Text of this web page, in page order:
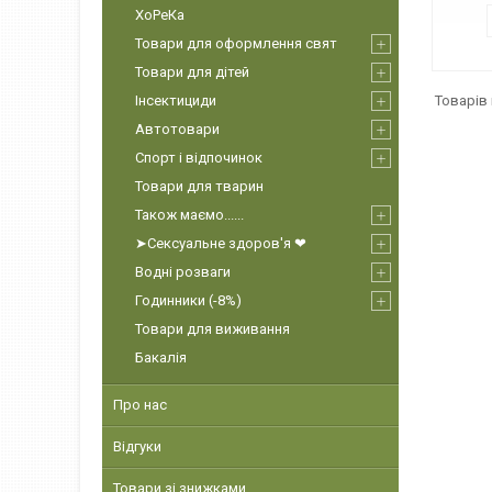
ХоРеКа
Товари для оформлення свят
Товари для дітей
Інсектициди
Автотовари
Спорт і відпочинок
Товари для тварин
Також маємо......
➤Сексуальне здоров'я ❤
Водні розваги
Годинники (-8%)
Товари для виживання
Бакалія
Про нас
Відгуки
Товари зі знижками